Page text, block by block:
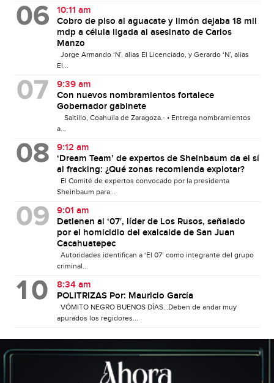
10:11 am
Cobro de piso al aguacate y limón dejaba 18 mil
mdp a célula ligada al asesinato de Carlos
Manzo
Jorge Armando ‘N’, alias El Licenciado, y Gerardo ‘N’, alias
El...
9:39 am
Con nuevos nombramientos fortalece
Gobernador gabinete
Saltillo, Coahuila de Zaragoza.- • Entrega nombramientos
a...
9:12 am
‘Dream Team’ de expertos de Sheinbaum da el sí
al fracking: ¿Qué zonas recomienda explotar?
El Comité de expertos convocado por la presidenta
Sheinbaum para...
9:01 am
Detienen al ‘07′, líder de Los Rusos, señalado
por el homicidio del exalcalde de San Juan
Cacahuatepec
Autoridades identifican a ‘El 07’ como integrante del grupo
criminal...
8:34 am
POLITRIZAS Por: Mauricio García
VÓMITO NEGRO BUENOS DÍAS…Deben de andar muy
apurados los regidores...